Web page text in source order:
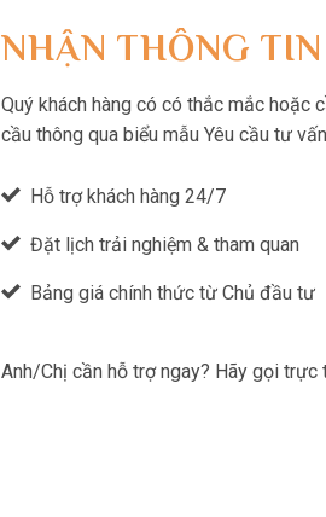
NHẬN THÔNG
Quý khách hàng có có thắc mắc hoặc
cầu thông qua biểu mẫu Yêu cầu tư
Hỗ trợ khách hàng 24/7
Đặt lịch trải nghiệm & tham quan
Bảng giá chính thức từ Chủ đầu tư
Anh/Chị cần hỗ trợ ngay? Hãy gọi trực